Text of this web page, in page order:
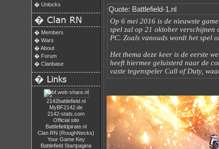
� Unlocks
�
� Members
� Wars
�About
� Forum
� Clanbase
�
2142battlefield.nl
MyBF2142.de
2142-stats.com
Official site
Battlefieldpirate.nl
Clan RN (RoughNecks)
Your Game Key
Battlefield Startpagina
Quote: Battlefield-1.nl
Op 6 mei 2016 is de nieuwste
spel zal op 21 oktober
PC. Zoals vanouds wordt het spel
Het thema deze keer is de eerste
heeft hiermee geluisterd naar de
vaste tegenspeler Call of Duty,